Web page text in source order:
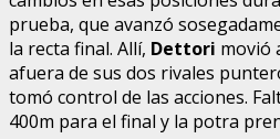
prueba, que avanzó
la recta final. Allí, Dettori movió
afuera de sus dos rivales
tomó control de las acciones.
400m para el final y la potra